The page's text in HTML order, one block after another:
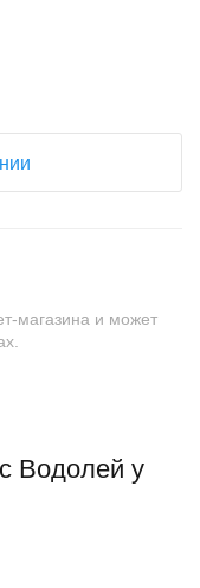
магазина и может
Водолей у